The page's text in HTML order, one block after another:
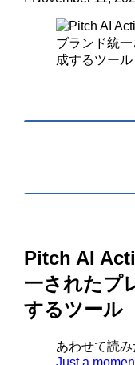
Pitch AI
一されたプ
するツール
あわせて読み
Just a